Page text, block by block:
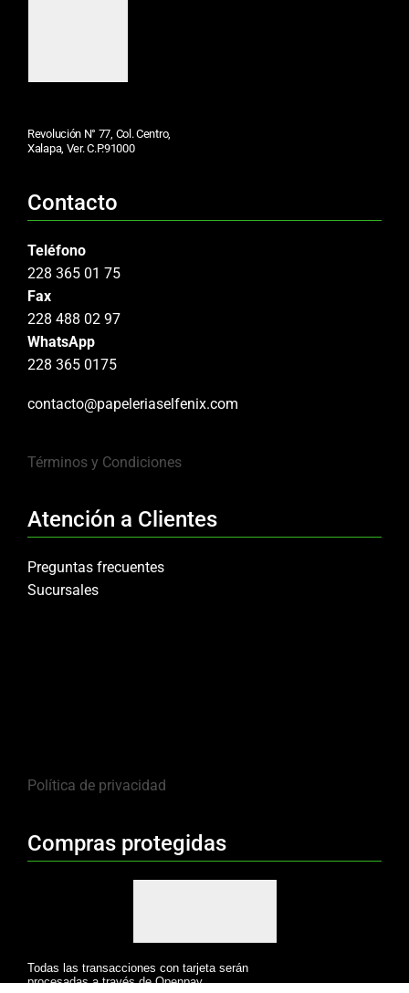
Revolución N° 77, Col. Centro,
Xalapa, Ver. C.P.91000
Contacto
Teléfono
228 365 01 75
Fax
228 488 02 97
WhatsApp
228 365 0175
contacto@papeleriaselfenix.com
Términos y Condiciones
Atención a Clientes
Preguntas frecuentes
Sucursales
Política de privacidad
Compras protegidas
Todas las transacciones con tarjeta serán
procesadas a través de Openpay.